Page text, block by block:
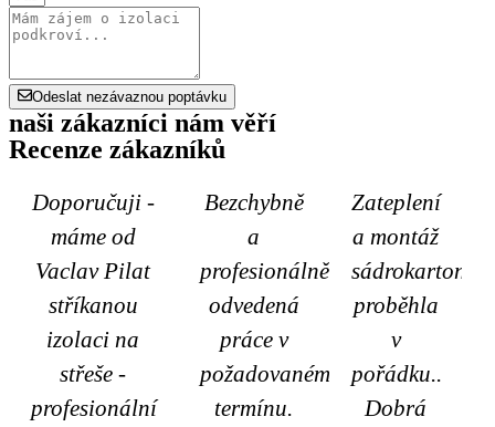
Odeslat nezávaznou poptávku
naši zákazníci nám věří
Recenze zákazníků
Doporučuji -
máme od
Vaclav Pilat
stříkanou
izolaci na
střeše -
profesionální
Bezchybně
a
profesionálně
odvedená
práce v
požadovaném
termínu.
Zateplení
a montáž
sádrokartonu
proběhla
v
pořádku..
Dobrá